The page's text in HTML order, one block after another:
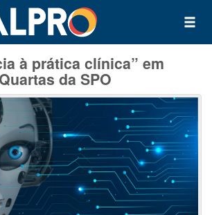
à prática clínica” em
da SPO